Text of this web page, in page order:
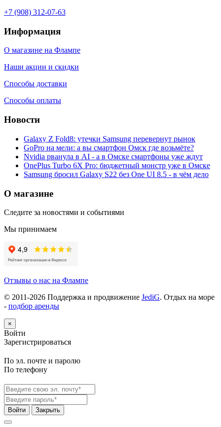
+7 (908) 312-07-63
Информация
О магазине на Флампе
Наши акции и скидки
Способы доставки
Способы оплаты
Новости
Galaxy Z Fold8: утечки Samsung перевернут рынок
GoPro на мели: а вы смартфон Омск где возьмёте?
Nvidia рванула в AI - а в Омске смартфоны уже ждут
OnePlus Turbo 6X Pro: бюджетный монстр уже в Омске
Samsung бросил Galaxy S22 без One UI 8.5 - в чём дело
О магазине
Следите за новостями и событиями
Мы принимаем
Отзывы о нас на Флампе
© 2011-2026 Поддержка и продвижение JediG. Отдых на море
- подбор аренды
×
Войти
Зарегистрироваться
По эл. почте и паролю
По телефону
Войти Закрыть